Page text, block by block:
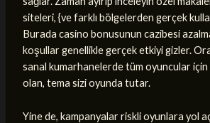
siteleri, {ve farklı bölgelerden gerçek
Burada casino bonusunun cazibesi
koşullar genellikle gerçek etkiyi gizler.
sanal kumarhanelerde tüm oyuncular
olan, tema sizi oyunda tutar.
Yine de, kampanyalar riskli oyunlara yol